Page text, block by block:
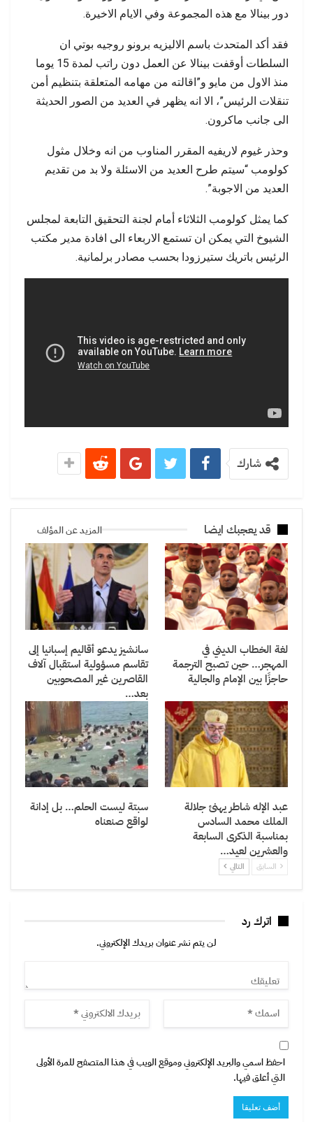
دور بينالا مع هذه المجموعة وفي الايام الاخيرة.
فقد أكد المتحدث باسم الاليزيه برونو روجيه بوتي ان
السلطات أوقفت بينالا عن العمل دون راتب لمدة 15 يوما
منذ الاول من مايو و”اقالته من مهامه المتعلقة بتنظيم أمن
تنقلات الرئيس”، الا انه يظهر في العديد من الصور الحديثة
الى جانب ماكرون.
وحذر غيوم لاريفيه المقرر المناوب من انه وخلال مثول
كولومب “سيتم طرح العديد من الاسئلة ولا بد من تقديم
العديد من الاجوبة”.
كما يمثل كولومب الثلاثاء أمام لجنة التحقيق التابعة لمجلس
الشيوخ التي يمكن ان تستمع الاربعاء الى افادة مدير مكتب
الرئيس باتريك ستيرزودا بحسب مصادر برلمانية.
شارك
قد يعجبك ايضا المزيد عن المؤلف
لغة الخطاب الديني في
المهجر… حين تصبح الترجمة
حاجزًا بين الإمام والجالية
سانشيز يدعو أقاليم إسبانيا إلى
تقاسم مسؤولية استقبال آلاف
القاصرين غير المصحوبين
بعد…
عبد الإله شاطر يهنئ جلالة
الملك محمد السادس
بمناسبة الذكرى السابعة
والعشرين لعيد…
سبتة ليست الحلم… بل إدانة
لواقع صنعناه
السابق التالي
اترك رد
لن يتم نشر عنوان بريدك الإلكتروني.
احفظ اسمي والبريد الإلكتروني وموقع الويب في هذا المتصفح للمرة الأولى
التي أعلق فيها.